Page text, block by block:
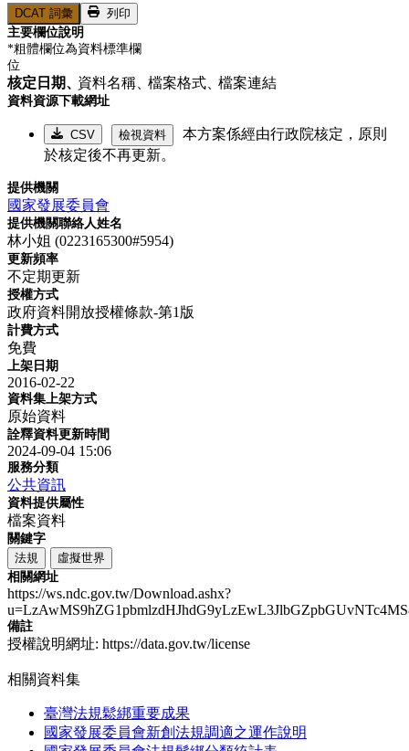
DCAT 詞彙
列印
主要欄位說明
*粗體欄位為資料標準欄
位
核定日期、資料名稱、檔案格式、檔案連結
資料資源下載網址
CSV 檢視資料
本方案係經由行政院核定，原則
於核定後不再更新。
提供機關
國家發展委員會
提供機關聯絡人姓名
林小姐 (0223165300#5954)
更新頻率
不定期更新
授權方式
政府資料開放授權條款-第1版
計費方式
免費
上架日期
2016-02-22
資料集上架方式
原始資料
詮釋資料更新時間
2024-09-04 15:06
服務分類
公共資訊
資料提供屬性
檔案資料
關鍵字
法規
虛擬世界
相關網址
https://ws.ndc.gov.tw/Download.ashx?
備註
授權說明網址: https://data.gov.tw/license
相關資料集
臺灣法規鬆綁重要成果
國家發展委員會新創法規調適之運作說明